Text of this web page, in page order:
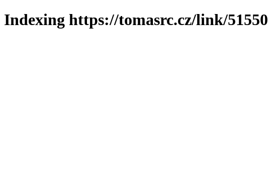
Indexing https://tomasrc.cz/link/51550